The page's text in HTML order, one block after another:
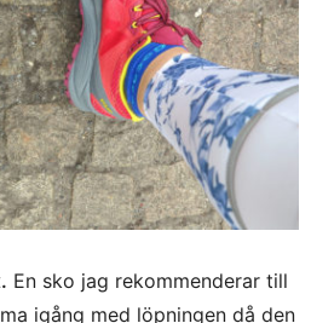
En sko jag rekommenderar till
igång med löpningen då den